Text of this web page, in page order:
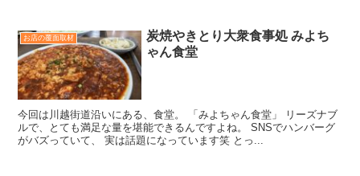
お店の覆面取材
炭焼やきとり大衆食事処 みよち
ゃん食堂
今回は川越街道沿いにある、食堂。 「みよちゃん食堂」 リーズナブ
ルで、とても満足な量を堪能できるんですよね。 SNSでハンバーグ
がバズっていて、 実は話題になっています笑 とっ...